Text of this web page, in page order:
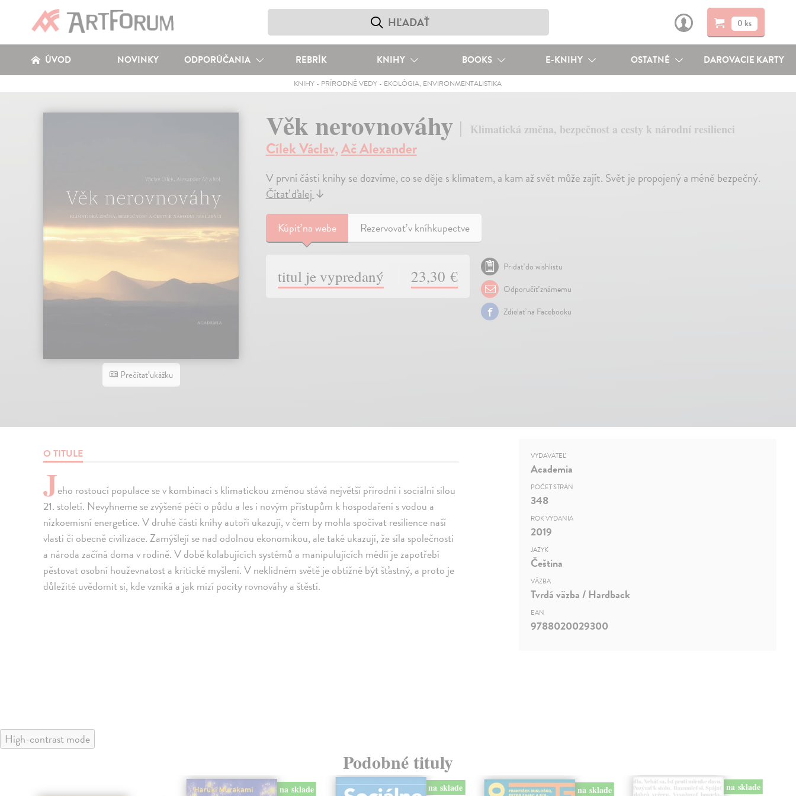
0 ks
ÚVOD NOVINKY ODPORÚČANIA REBRÍK KNIHY BOOKS E-KNIHY OSTATNÉ DAROVACIE KARTY
KNIHY - PRÍRODNÉ VEDY - EKOLÓGIA, ENVIRONMENTALISTIKA
Prečítať ukážku
Věk nerovnováhy Klimatická změna, bezpečnost a cesty k národní resilienci
Cílek Václav,Ač Alexander
V první části knihy se dozvíme, co se děje s klimatem, a kam až svět může zajít. Svět je propojený a méně bezpečný.
Čítať ďalej↓
Kúpiťna webe Rezervovať v kníhkupectve
titul je vypredaný 23,30 €
Pridať do wishlistu
Odporučiť známemu
Zdielať na Facebooku
O TITULE
Jeho rostoucí populace se v kombinaci s klimatickou změnou stává největší přírodní i sociální silou
21. století. Nevyhneme se zvýšené péči o půdu a les i novým přístupům k hospodaření s vodou a
nízkoemisní energetice. V druhé části knihy autoři ukazují, v čem by mohla spočívat resilience naší
vlasti či obecně civilizace. Zamýšlejí se nad odolnou ekonomikou, ale také ukazují, že síla společnosti
a národa začíná doma v rodině. V době kolabujících systémů a manipulujících médií je zapotřebí
pěstovat osobní houževnatost a kritické myšlení. V neklidném světě je obtížné být šťastný, a proto je
důležité uvědomit si, kde vzniká a jak mizí pocity rovnováhy a štěstí.
VYDAVATEĽ
Academia
POČET STRÁN
348
ROK VYDANIA
2019
JAZYK
Čeština
VÄZBA
Tvrdá väzba / Hardback
EAN
9788020029300
High-contrast mode
Podobné tituly
na sklade
na sklade na sklade na sklade